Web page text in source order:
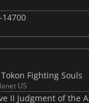
14700
Fighting Souls
US